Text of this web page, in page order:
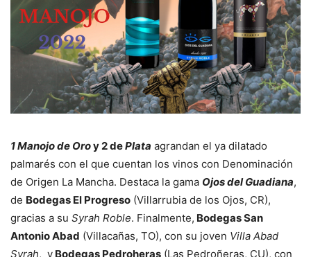
1 Manojo de Oroy 2 dePlata agrandan el ya dilatado
palmarés con el que cuentan los vinos con Denominación
de Origen La Mancha. Destaca la gama Ojos del Guadiana,
de Bodegas El Progreso (Villarrubia de los Ojos, CR),
gracias a su Syrah Roble. Finalmente, Bodegas San
Antonio Abad (Villacañas, TO), con su joven Villa Abad
Syrah, y Bodegas Pedroheras (Las Pedroñeras, CU), con